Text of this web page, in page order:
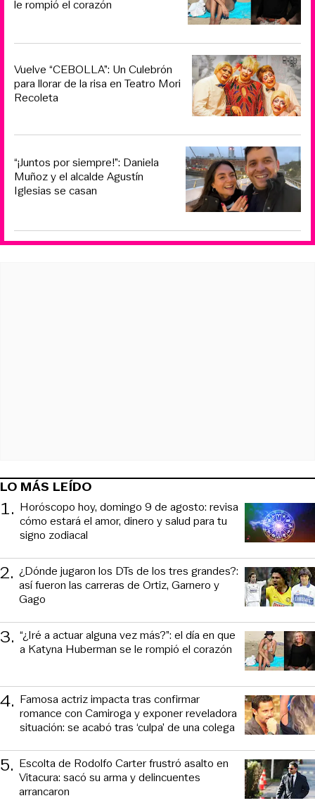
le rompió el corazón
Vuelve “CEBOLLA”: Un Culebrón
para llorar de la risa en Teatro Mori
Recoleta
“¡Juntos por siempre!”: Daniela
Muñoz y el alcalde Agustín
Iglesias se casan
LO MÁS LEÍDO
1. Horóscopo hoy, domingo 9 de agosto: revisa
cómo estará el amor, dinero y salud para tu
signo zodiacal
2. ¿Dónde jugaron los DTs de los tres grandes?:
así fueron las carreras de Ortiz, Garnero y
Gago
3. “¿Iré a actuar alguna vez más?”: el día en que
a Katyna Huberman se le rompió el corazón
4. Famosa actriz impacta tras confirmar
romance con Camiroga y exponer reveladora
situación: se acabó tras ‘culpa’ de una colega
5. Escolta de Rodolfo Carter frustró asalto en
Vitacura: sacó su arma y delincuentes
arrancaron